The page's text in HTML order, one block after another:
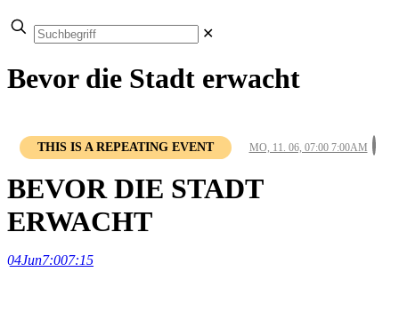
✕
Bevor die Stadt erwacht
THIS IS A REPEATING EVENT MO, 11. 06, 07:00 7:00AM
BEVOR DIE STADT
ERWACHT
04Jun7:007:15